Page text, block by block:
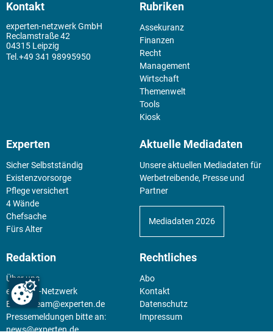
Kontakt
experten-netzwerk GmbH
Reclamstraße 42
04315 Leipzig
+49 341 98995950
Rubriken
Assekuranz
Finanzen
Recht
Management
Wirtschaft
Themenwelt
Tools
Kiosk
Experten
Sicher Selbstständig
Existenz­vorsorge
Pflege versichert
4 Wände
Chefsache
Fürs Alter
Aktuelle Mediadaten
Unsere aktuellen Mediadaten für
Werbetreibende, Presse und
Partner
Mediadaten 2026
Redaktion
Über uns
experten-Netzwerk
E-Mail:
team@experten.de
Pressemeldungen bitte an:
news@experten.de
Rechtliches
Abo
Kontakt
Datenschutz
Impressum